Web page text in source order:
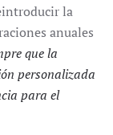
la
anuales
que la
personalizada
para el